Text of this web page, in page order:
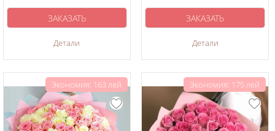
Детали
ЗАКАЗАТЬ
Детали
ЗАКАЗАТЬ
Экономия: 163 лей Экономия: 175 лей